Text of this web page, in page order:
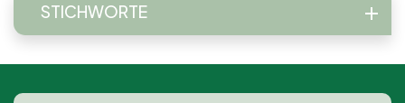
STICHWORTE